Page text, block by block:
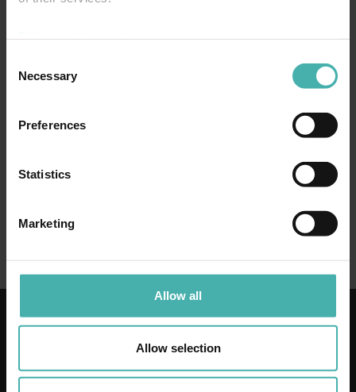
Selection
Necessary
Preferences
Statistics
Marketing
Allow all
Allow selection
UNDERSÖKT HÖG